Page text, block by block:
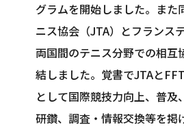
グラムを開始しました。また
ニス協会（JTA）とフランス
両国間のテニス分野での相互
結しました。覚書でJTAと
として国際競技力向上、普
研鑽、調査・情報交換等を掲